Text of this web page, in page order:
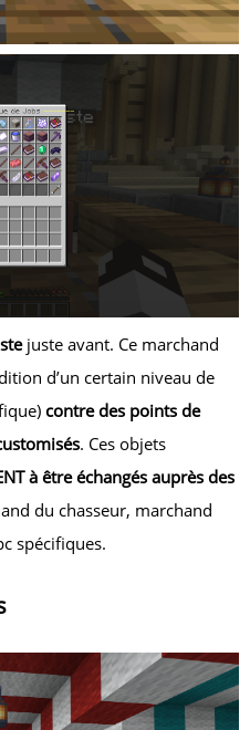
juste avant. Ce marchand
d’un certain niveau de
contre des points de
. Ces objets
à être échangés auprès des
du chasseur, marchand
spécifiques.